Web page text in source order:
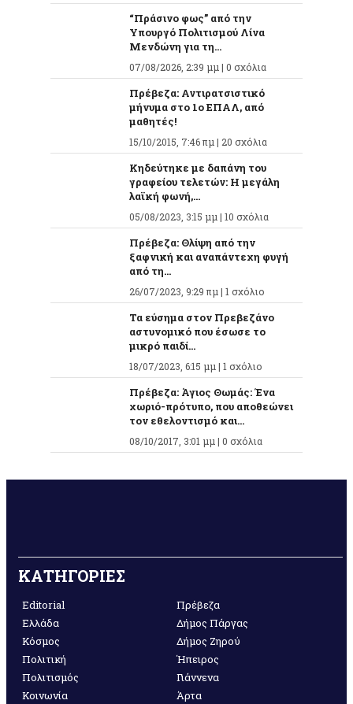
“Πράσινο φως” από την
Υπουργό Πολιτισμού Λίνα
Μενδώνη για τη...
07/08/2026, 2:39 μμ | 0 σχόλια
Πρέβεζα: Αντιρατσιστικό
μήνυμα στο 1ο ΕΠΑΛ, από
μαθητές!
15/10/2015, 7:46 πμ | 20 σχόλια
Κηδεύτηκε με δαπάνη του
γραφείου τελετών: Η μεγάλη
λαϊκή φωνή,...
05/08/2023, 3:15 μμ | 10 σχόλια
Πρέβεζα: Θλίψη από την
ξαφνική και αναπάντεχη φυγή
από τη...
26/07/2023, 9:29 πμ | 1 σχόλιο
Τα εύσημα στον Πρεβεζάνο
αστυνομικό που έσωσε το
μικρό παιδί...
18/07/2023, 6:15 μμ | 1 σχόλιο
Πρέβεζα: Άγιος Θωμάς: Ένα
χωριό-πρότυπο, που αποθεώνει
τον εθελοντισμό και...
08/10/2017, 3:01 μμ | 0 σχόλια
ΚΑΤΗΓΟΡΙΕΣ
Editorial
Ελλάδα
Κόσμος
Πολιτική
Πολιτισμός
Κοινωνία
Πρέβεζα
Δήμος Πάργας
Δήμος Ζηρού
Ήπειρος
Γιάννενα
Άρτα